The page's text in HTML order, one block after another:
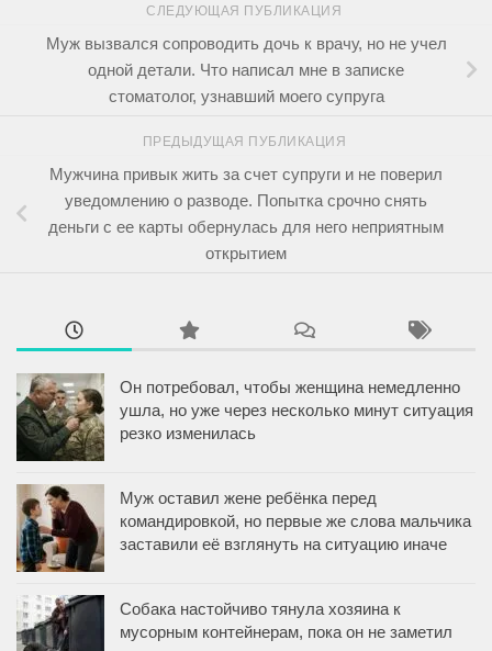
СЛЕДУЮЩАЯ ПУБЛИКАЦИЯ
Муж вызвался сопроводить дочь к врачу, но не учел
одной детали. Что написал мне в записке
стоматолог, узнавший моего супруга
ПРЕДЫДУЩАЯ ПУБЛИКАЦИЯ
Мужчина привык жить за счет супруги и не поверил
уведомлению о разводе. Попытка срочно снять
деньги с ее карты обернулась для него неприятным
открытием
Он потребовал, чтобы женщина немедленно
ушла, но уже через несколько минут ситуация
резко изменилась
Муж оставил жене ребёнка перед
командировкой, но первые же слова мальчика
заставили её взглянуть на ситуацию иначе
Собака настойчиво тянула хозяина к
мусорным контейнерам, пока он не заметил